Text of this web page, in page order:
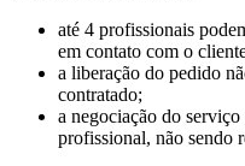
até 4 profissionais
em contato com o
a liberação do pedido
contratado;
a negociação do
profissional, não sendo